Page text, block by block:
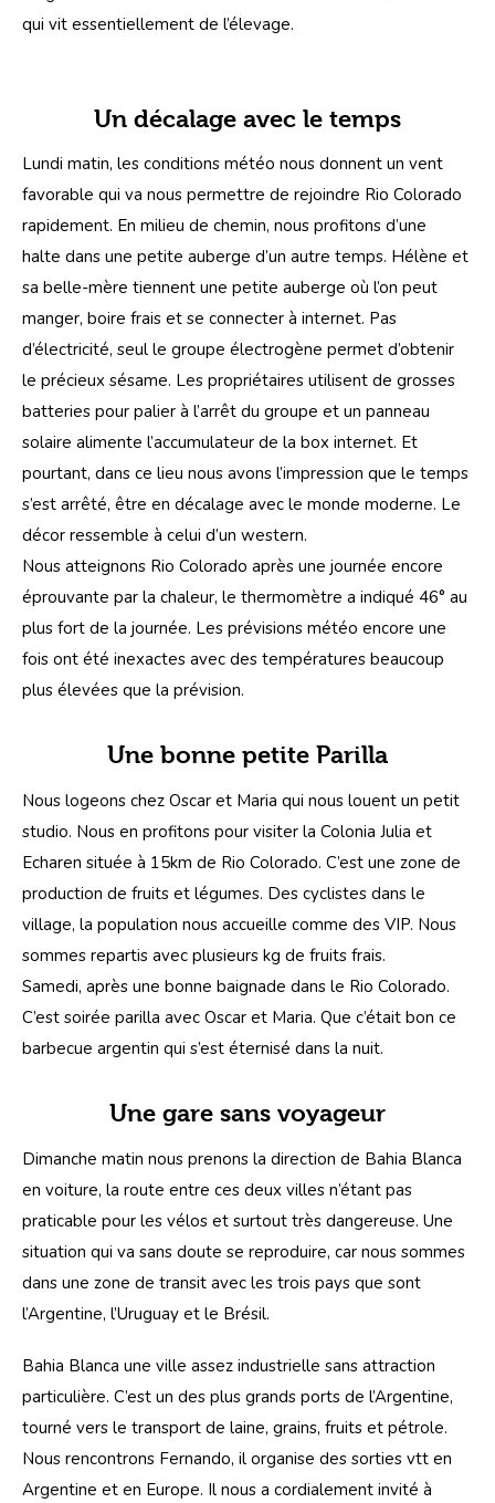
qui vit essentiellement de l’élevage.
Un décalage avec le temps
Lundi matin, les conditions météo nous donnent un vent
favorable qui va nous permettre de rejoindre Rio Colorado
rapidement. En milieu de chemin, nous profitons d’une
halte dans une petite auberge d’un autre temps. Hélène et
sa belle-mère tiennent une petite auberge où l’on peut
manger, boire frais et se connecter à internet. Pas
d’électricité, seul le groupe électrogène permet d’obtenir
le précieux sésame. Les propriétaires utilisent de grosses
batteries pour palier à l’arrêt du groupe et un panneau
solaire alimente l’accumulateur de la box internet. Et
pourtant, dans ce lieu nous avons l’impression que le temps
s’est arrêté, être en décalage avec le monde moderne. Le
décor ressemble à celui d’un western.
Nous atteignons Rio Colorado après une journée encore
éprouvante par la chaleur, le thermomètre a indiqué 46° au
plus fort de la journée. Les prévisions météo encore une
fois ont été inexactes avec des températures beaucoup
plus élevées que la prévision.
Une bonne petite Parilla
Nous logeons chez Oscar et Maria qui nous louent un petit
studio. Nous en profitons pour visiter la Colonia Julia et
Echaren située à 15km de Rio Colorado. C’est une zone de
production de fruits et légumes. Des cyclistes dans le
village, la population nous accueille comme des VIP. Nous
sommes repartis avec plusieurs kg de fruits frais.
Samedi, après une bonne baignade dans le Rio Colorado.
C’est soirée parilla avec Oscar et Maria. Que c’était bon ce
barbecue argentin qui s’est éternisé dans la nuit.
Une gare sans voyageur
Dimanche matin nous prenons la direction de Bahia Blanca
en voiture, la route entre ces deux villes n’étant pas
praticable pour les vélos et surtout très dangereuse. Une
situation qui va sans doute se reproduire, car nous sommes
dans une zone de transit avec les trois pays que sont
l’Argentine, l’Uruguay et le Brésil.
Bahia Blanca une ville assez industrielle sans attraction
particulière. C’est un des plus grands ports de l’Argentine,
tourné vers le transport de laine, grains, fruits et pétrole.
Nous rencontrons Fernando, il organise des sorties vtt en
Argentine et en Europe. Il nous a cordialement invité à